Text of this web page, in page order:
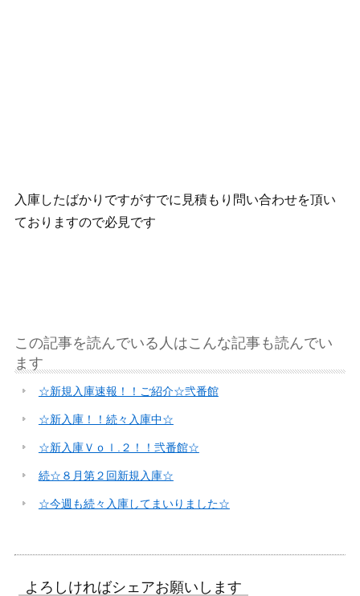
入庫したばかりですがすでに見積もり問い合わせを頂い
ておりますので必見です
この記事を読んでいる人はこんな記事も読んでい
ます
☆新規入庫速報！！ご紹介☆弐番館
☆新入庫！！続々入庫中☆
☆新入庫Ｖｏｌ.２！！弐番館☆
続☆８月第２回新規入庫☆
☆今週も続々入庫してまいりました☆
よろしければシェアお願いします